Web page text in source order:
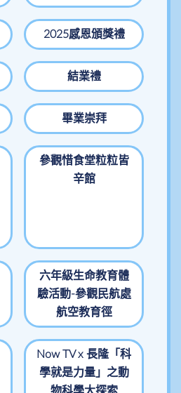
2025感恩頒獎禮
結業禮
畢業崇拜
參觀惜食堂粒粒皆
辛館
六年級生命教育體
驗活動-參觀民航處
航空教育徑
Now TV x 長隆「科
學就是力量」之動